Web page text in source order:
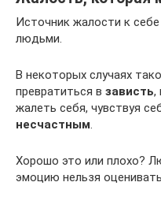
Источник жалости к
людьми.
В некоторых случаях
превратиться в зависть,
жалеть себя, чувствуя
несчастным.
Хорошо это или плохо?
эмоцию нельзя